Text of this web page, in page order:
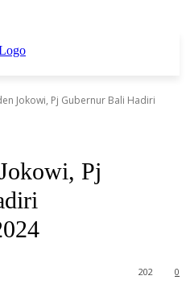
Jokowi, Pj Gubernur Bali Hadiri
Pj
0
202